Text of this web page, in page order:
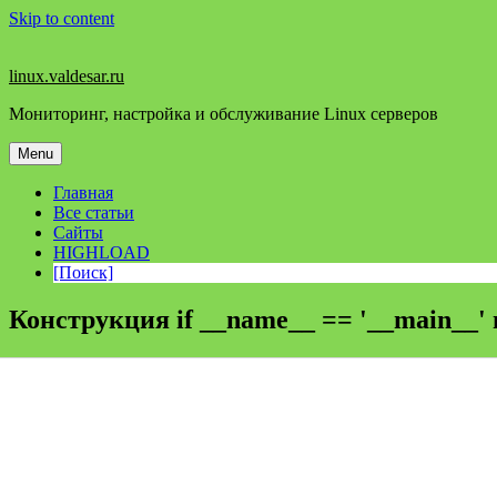
Skip to content
linux.valdesar.ru
Мониторинг, настройка и обслуживание Linux серверов
Menu
Главная
Все статьи
Сайты
HIGHLOAD
[Поиск]
Конструкция if __name__ == '__main__'